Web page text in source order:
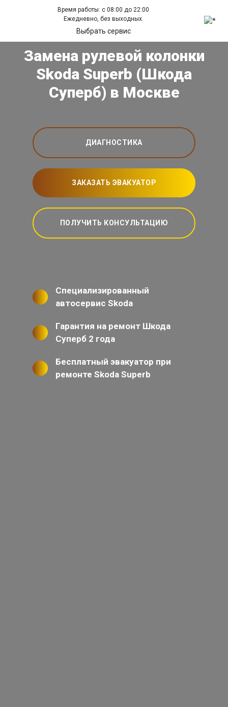
Время работы: с 08:00 до 22:00
Ежедневно, без выходных.
Выбрать сервис
Замена рулевой колонки
Skoda Superb (Шкода
Суперб) в Москве
ДИАГНОСТИКА
ЗАКАЗАТЬ ЭВАКУАТОР
ПОЛУЧИТЬ КОНСУЛЬТАЦИЮ
Специализированный
автосервис Skoda
Гарантия на ремонт Шкода
Суперб 2 года
Бесплатный эвакуатор при
ремонте Skoda Superb